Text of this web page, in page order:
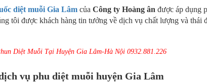
diệt muỗi Gia Lâmcủa Công ty Hoàng ân được áp dụng
tôi được khách hàng tin tưởng về dịch vụ chất lượng và thái
Diệt Muỗi Tại Huyện Gia Lâm-Hà Nội 0932.881.226
vụ phu diệt muỗi huyện Gia Lâm